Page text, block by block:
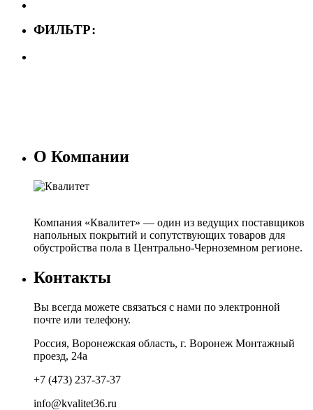
ФИЛЬТР:
О Компании
Компания «Квалитет» — один из ведущих поставщиков
напольных покрытий и сопутствующих товаров для
обустройства пола в Центрально-Черноземном регионе.
Контакты
Вы всегда можете связаться с нами по электронной
почте или телефону.
Россия, Воронежская область, г. Воронеж Монтажный
проезд, 24а
+7 (473) 237-37-37
info@kvalitet36.ru